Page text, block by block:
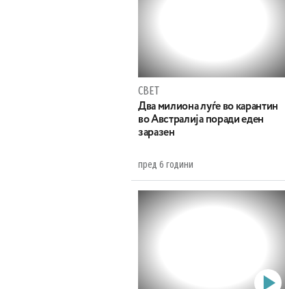
СВЕТ
Два милиона луѓе во карантин
во Австралија поради еден
заразен
пред 6 години